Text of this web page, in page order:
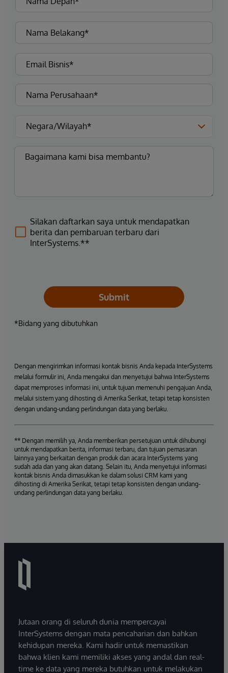
Silakan daftarkan saya untuk mendapatkan
berita dan pembaruan terbaru dari
InterSystems.**
Submit
*Bidang yang dibutuhkan
Dengan mengirimkan informasi kontak bisnis Anda kepada InterSystems
melalui formulir ini, Anda mengakui dan menyetujui bahwa InterSystems
dapat memproses informasi ini, untuk tujuan memenuhi pengajuan Anda,
melalui sistem yang dihosting di Amerika Serikat, tetapi tetap konsisten
dengan undang-undang perlindungan data yang berlaku.
** Dengan memilih ya, Anda memberikan persetujuan untuk dihubungi
untuk mendapatkan berita, informasi terbaru, dan tujuan pemasaran
lainnya yang berkaitan dengan produk dan acara InterSystems yang
sudah ada dan yang akan datang. Selain itu, Anda menyetujui informasi
kontak bisnis Anda dimasukkan ke dalam solusi CRM kami yang
dihosting di Amerika Serikat, tetapi tetap konsisten dengan undang-
undang perlindungan data yang berlaku.
Jutaan orang di seluruh dunia mempercayai
InterSystems dengan mata pencaharian dan bahkan
kehidupan mereka. Kami hadir untuk memastikan
bahwa klien kami memiliki akses yang andal dan real-
time ke data yang mereka butuhkan untuk melakukan